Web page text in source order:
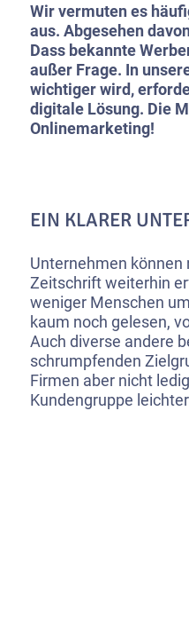
Wir vermuten es
aus. Abgesehen
Dass bekannte
außer Frage. In
wichtiger wird,
digitale Lösung. Die
Onlinemarketing!
EIN KLARER
Unternehmen können
Zeitschrift weiterhin
weniger Menschen
kaum noch gelesen,
Auch diverse andere
schrumpfenden
Firmen aber nicht
Kundengruppe